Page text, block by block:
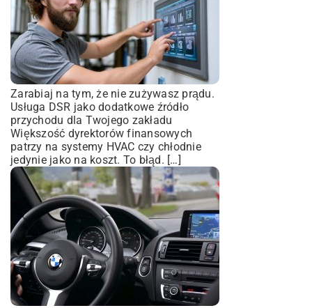
Zarabiaj na tym, że nie zużywasz prądu.
Usługa DSR jako dodatkowe źródło
przychodu dla Twojego zakładu
Większość dyrektorów finansowych
patrzy na systemy HVAC czy chłodnie
jedynie jako na koszt. To błąd. […]